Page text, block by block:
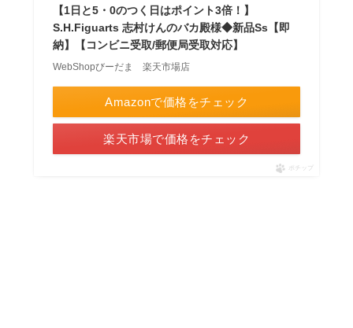
【1日と5・0のつく日はポイント3倍！】
S.H.Figuarts 志村けんのバカ殿様◆新品Ss【即
納】【コンビニ受取/郵便局受取対応】
WebShopびーだま 楽天市場店
Amazonで価格をチェック
楽天市場で価格をチェック
ポチップ